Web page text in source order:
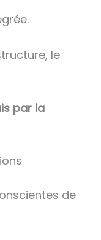
le
par la
de